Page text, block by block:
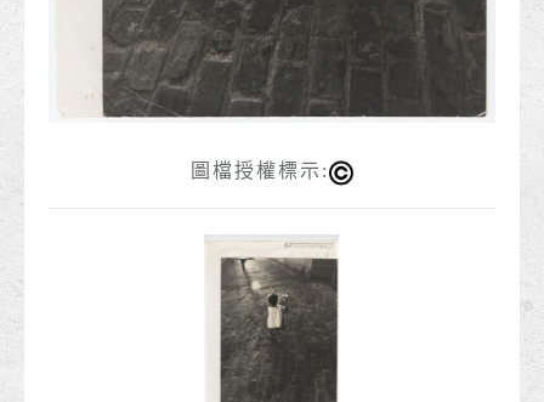
圖檔授權標示: